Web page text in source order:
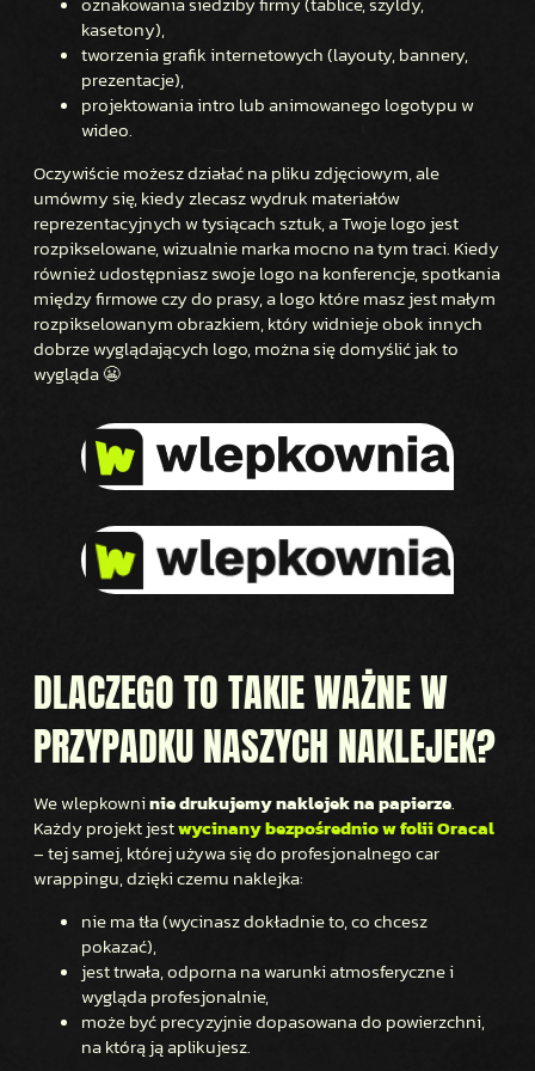
kasetony),
tworzenia grafik internetowych (layouty, bannery,
prezentacje),
projektowania intro lub animowanego logotypu w
wideo.
Oczywiście możesz działać na pliku zdjęciowym, ale
umówmy się, kiedy zlecasz wydruk materiałów
reprezentacyjnych w tysiącach sztuk, a Twoje logo jest
rozpikselowane, wizualnie marka mocno na tym traci. Kiedy
również udostępniasz swoje logo na konferencje, spotkania
między firmowe czy do prasy, a logo które masz jest małym
rozpikselowanym obrazkiem, który widnieje obok innych
dobrze wyglądających logo, można się domyślić jak to
wygląda 😬
DLACZEGO TO TAKIE WAŻNE W
PRZYPADKU NASZYCH NAKLEJEK?
We wlepkowninie drukujemy naklejek na papierze.
Każdy projekt jestwycinany bezpośrednio w folii Oracal
– tej samej, której używa się do profesjonalnego car
wrappingu, dzięki czemu naklejka:
nie ma tła (wycinasz dokładnie to, co chcesz
pokazać),
jest trwała, odporna na warunki atmosferyczne i
wygląda profesjonalnie,
może być precyzyjnie dopasowana do powierzchni,
na którą ją aplikujesz.